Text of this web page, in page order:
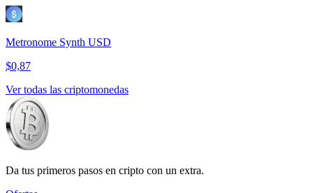
Metronome Synth USD
$0,87
Ver todas las criptomonedas
Da tus primeros pasos en cripto con un extra.